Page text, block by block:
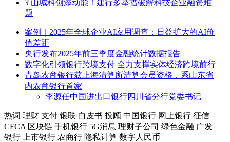
3 山城科创添动能！建行多举措破解科技企业融资难
题
案例｜2025年全球企业AI应用调查：日益扩大的AI价
值差距
央行发布2025年前三季度金融统计数据报告
数字化引领银行跨境支付 全力支撑实体经济跨境前行
青岛农商银行获上海清算所清算会员资格，系山东省
内农商银行首家
李源任中国进出口银行四川省分行党委书记
热词 理财 支付 银联 白皮书 投顾 中国银行 网上银行 征信
CFCA 区块链 手机银行 5G消息 理财子公司 绿色金融 广发
银行
上市银行 农商行 隐私计算 数字人民币